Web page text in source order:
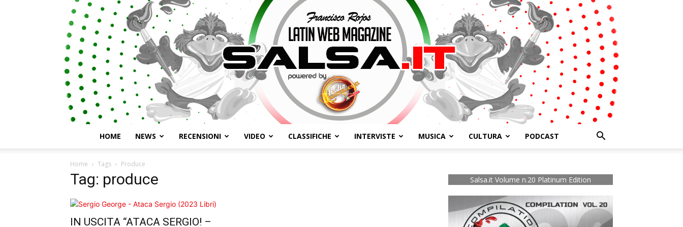
HOME NEWS RECENSIONI VIDEO CLASSIFICHE INTERVISTE MUSICA CULTURA PODCAST
Home Tags Produce
Tag: produce
IN USCITA “ATACA SERGIO! –
Salsa.it Volume n.20 Platinum Edition